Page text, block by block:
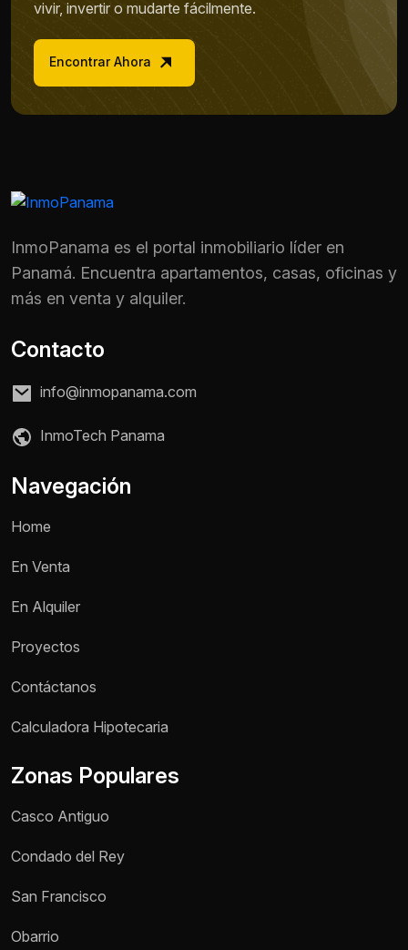
Teléfono / WhatsApp *
vivir, invertir o mudarte fácilmente.
Encontrar Ahora
InmoPanama es el portal inmobiliario líder en
Panamá. Encuentra apartamentos, casas, oficinas y
más en venta y alquiler.
Contacto
info@inmopanama.com
InmoTech Panama
Navegación
Home
En Venta
En Alquiler
Proyectos
Contáctanos
Calculadora Hipotecaria
Zonas Populares
Casco Antiguo
Condado del Rey
San Francisco
Obarrio